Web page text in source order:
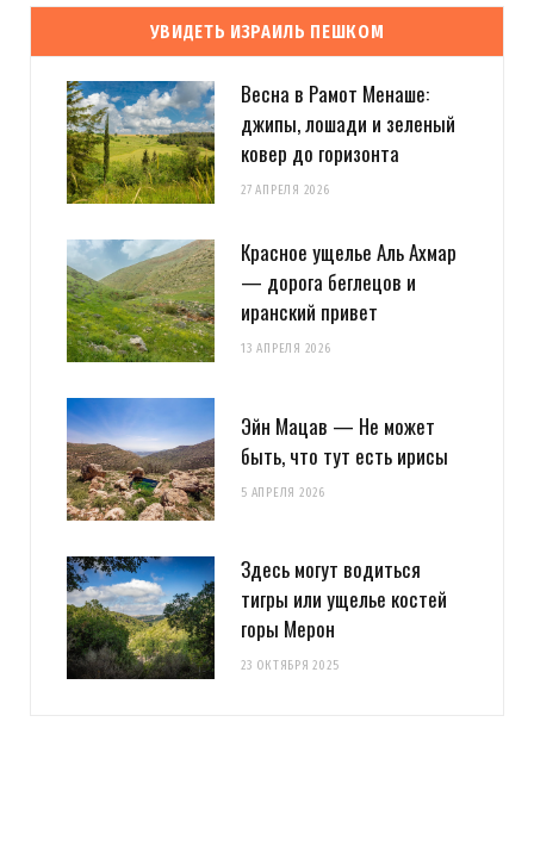
УВИДЕТЬ ИЗРАИЛЬ ПЕШКОМ
Весна в Рамот Менаше:
джипы, лошади и зеленый
ковер до горизонта
27 АПРЕЛЯ 2026
Красное ущелье Аль Ахмар
— дорога беглецов и
иранский привет
13 АПРЕЛЯ 2026
Эйн Мацав — Не может
быть, что тут есть ирисы
5 АПРЕЛЯ 2026
Здесь могут водиться
тигры или ущелье костей
горы Мерон
23 ОКТЯБРЯ 2025